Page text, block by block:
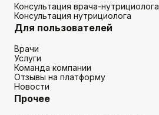
Консультация врача-нутрициолога
Консультация нутрициолога
Для пользователей
Врачи
Услуги
Команда компании
Отзывы на платформу
Новости
Прочее